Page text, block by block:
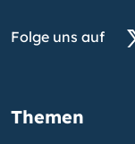
Folge uns auf
Themen